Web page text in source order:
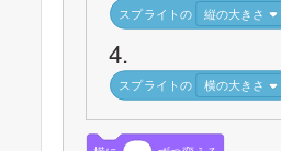
スプライトの 縦の大きさ
4.
スプライトの 横の大きさ